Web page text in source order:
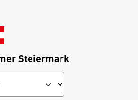
Steiermark